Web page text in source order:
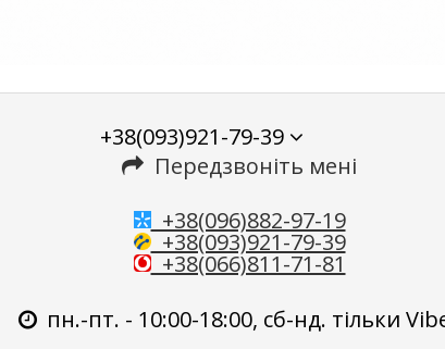
+38(093)921-79-39
Передзвоніть мені
+38(096)882-97-19
+38(093)921-79-39
+38(066)811-71-81
пн.-пт. - 10:00-18:00, сб-нд. тільки